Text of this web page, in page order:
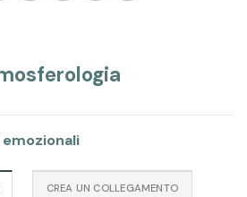
CREA UN COLLEGAMENTO